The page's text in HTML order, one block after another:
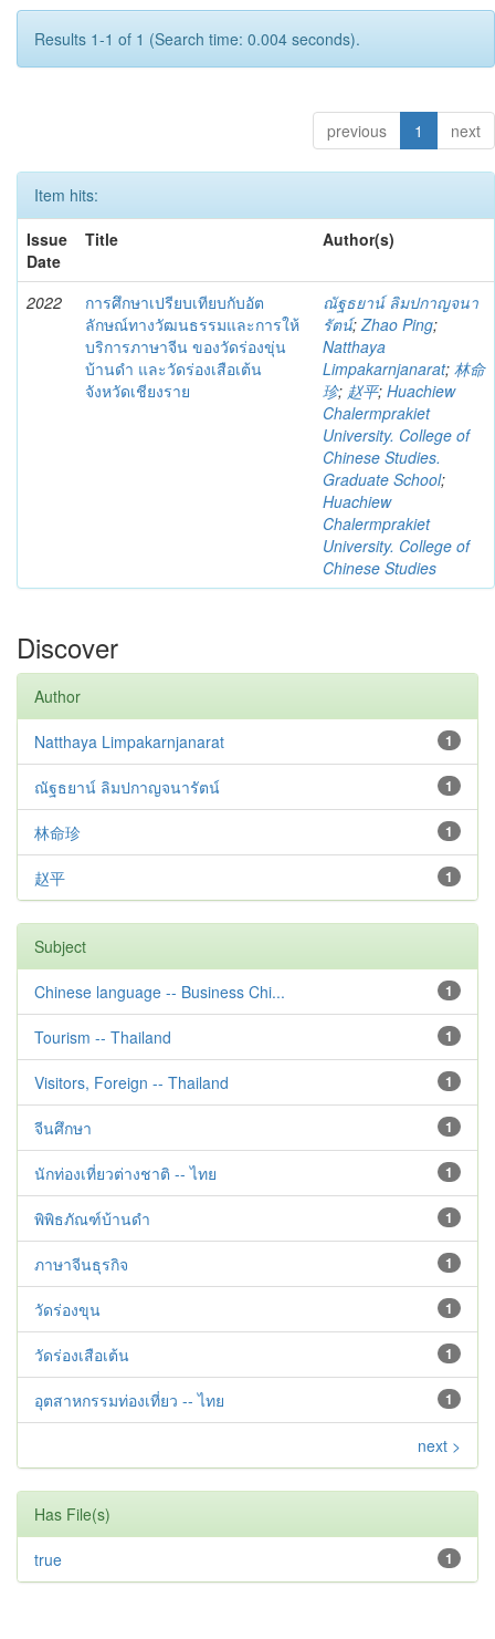
Results 1-1 of 1 (Search time: 0.004 seconds).
previous 1 next
Item hits:
Issue
Date
Title Author(s)
2022
การศึกษาเปรียบเทียบกับอัต
ลักษณ์ทางวัฒนธรรมและการให้
บริการภาษาจีน ของวัดร่องขุ่น
บ้านดำ และวัดร่องเสือเต้น
จังหวัดเชียงราย
ณัฐธยาน์ ลิมปกาญจนา
รัตน์;Zhao Ping;
Natthaya
Limpakarnjanarat; 林命
珍; 赵平; Huachiew
Chalermprakiet
University. College of
Chinese Studies.
Graduate School;
Huachiew
Chalermprakiet
University. College of
Chinese Studies
Discover
Author
1
Natthaya Limpakarnjanarat
1
ณัฐธยาน์ ลิมปกาญจนารัตน์
1
林命珍
1
赵平
Subject
1
Chinese language -- Business Chi...
1
Tourism -- Thailand
1
Visitors, Foreign -- Thailand
1
จีนศึกษา
1
นักท่องเที่ยวต่างชาติ -- ไทย
1
พิพิธภัณฑ์บ้านดำ
1
ภาษาจีนธุรกิจ
1
วัดร่องขุน
1
วัดร่องเสือเต้น
1
อุตสาหกรรมท่องเที่ยว -- ไทย
next >
Has File(s)
1
true